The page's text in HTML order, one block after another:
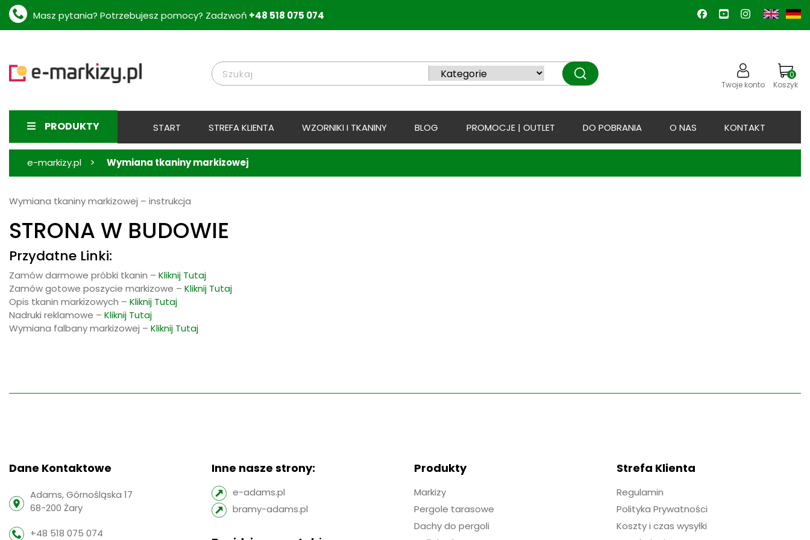
Masz pytania? Potrzebujesz pomocy? Zadzwoń +48 518 075 074
Twoje konto
0
Koszyk
PRODUKTY START STREFA KLIENTA WZORNIKI I TKANINY BLOG PROMOCJE | OUTLET DO POBRANIA O NAS KONTAKT
e-markizy.pl > Wymiana tkaniny markizowej
Wymiana tkaniny markizowej – instrukcja
STRONA W BUDOWIE
Przydatne Linki:
Zamów darmowe próbki tkanin – Kliknij Tutaj
Zamów gotowe poszycie markizowe – Kliknij Tutaj
Opis tkanin markizowych – Kliknij Tutaj
Nadruki reklamowe – Kliknij Tutaj
Wymiana falbany markizowej – Kliknij Tutaj
Dane Kontaktowe
Adams, Górnośląska 17
68-200 Żary
+48 518 075 074
Inne nasze strony:
e-adams.pl
bramy-adams.pl
Produkty
Markizy
Pergole tarasowe
Dachy do pergoli
Strefa Klienta
Regulamin
Polityka Prywatności
Koszty i czas wysyłki